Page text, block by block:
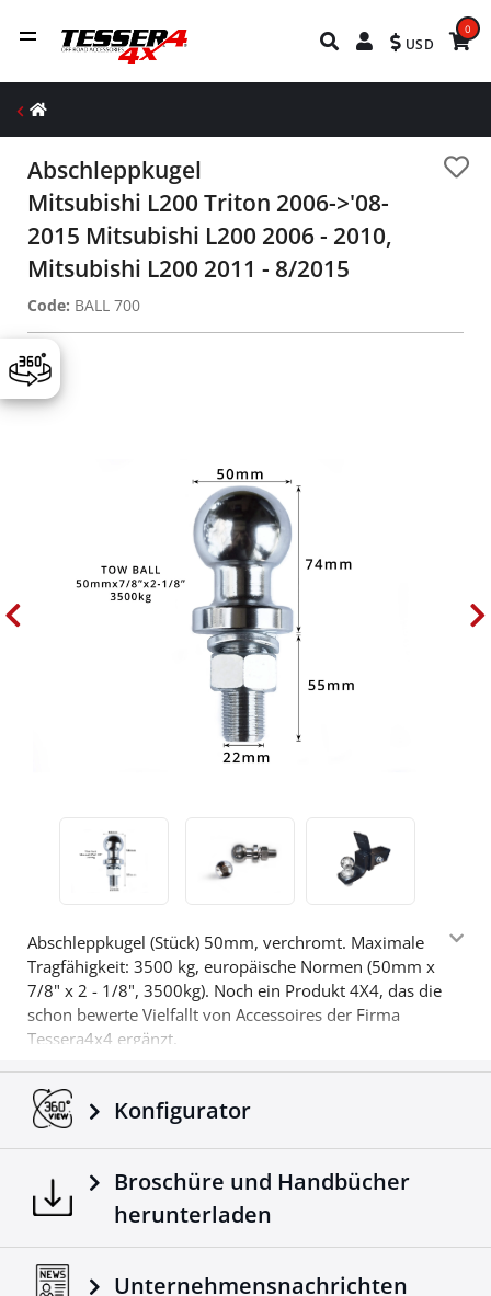
USD
0
Abschleppkugel
Mitsubishi L200 Triton 2006->'08-
2015 Mitsubishi L200 2006 - 2010,
Mitsubishi L200 2011 - 8/2015
Code: BALL 700
Abschleppkugel (Stück) 50mm, verchromt. Maximale
Tragfähigkeit: 3500 kg, europäische Normen (50mm x
7/8" x 2 - 1/8", 3500kg). Noch ein Produkt 4X4, das die
schon bewerte Vielfallt von Accessoires der Firma
Tessera4x4 ergänzt.
Konfigurator
Broschüre und Handbücher
herunterladen
Unternehmensnachrichten